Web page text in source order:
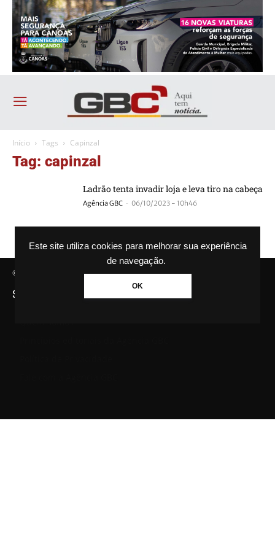
Este site utiliza cookies para melhorar sua experiência
de navegação.
OK
Início Tags Capinzal
Tag: capinzal
Ladrão tenta invadir loja e leva tiro na cabeça
Agência GBC - 06/10/2023 - 10h46
© Agência GBC. Aqui tem notícia. Todos os direitos reservados.
SAIBA MAIS SOBRE A AGÊNCIA GBC